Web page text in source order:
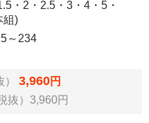
・2・2.5・3・4・5・
組)
～234
3,960円
抜）3,960円